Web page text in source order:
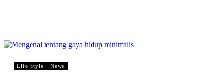
Life Style News